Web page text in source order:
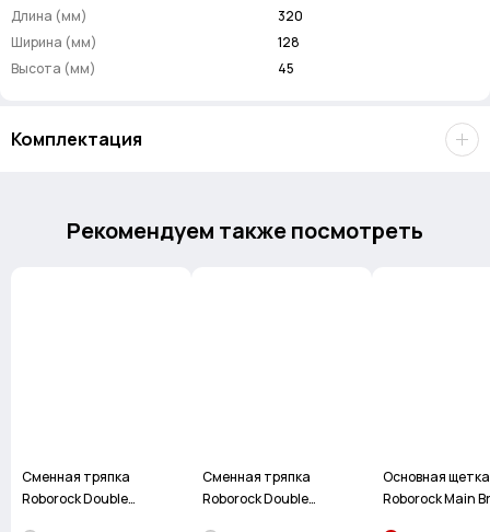
Roborock S6
Roborock S5 MAX
Roborock Sweep One S5
Длина (мм)
320
Ширина (мм)
128
Высота (мм)
45
Комплектация
Рекомендуем также посмотреть
Сменная тряпка
Roborock Double
Сменная тряпка
Roborock Double
Основная щетка
Roborock Main